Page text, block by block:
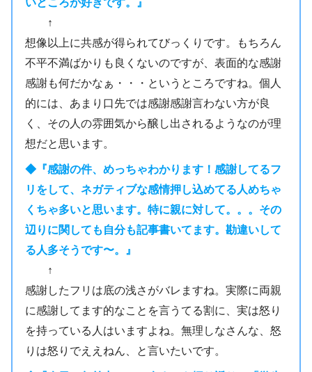
↑
想像以上に共感が得られてびっくりです。もちろん
不平不満ばかりも良くないのですが、表面的な感謝
感謝も何だかなぁ・・・というところですね。個人
的には、あまり口先では感謝感謝言わない方が良
く、その人の雰囲気から醸し出されるようなのが理
想だと思います。
◆『感謝の件、めっちゃわかります！感謝してるフ
リをして、ネガティブな感情押し込めてる人めちゃ
くちゃ多いと思います。特に親に対して。。。その
辺りに関しても自分も記事書いてます。勘違いして
る人多そうです〜。』
↑
感謝したフリは底の浅さがバレますね。実際に両親
に感謝してます的なことを言うてる割に、実は怒り
を持っている人はいますよね。無理しなさんな、怒
りは怒りでええねん、と言いたいです。